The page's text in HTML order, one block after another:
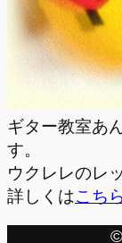
ギター教室あ
す。
ウクレレのレ
詳しくはこちら